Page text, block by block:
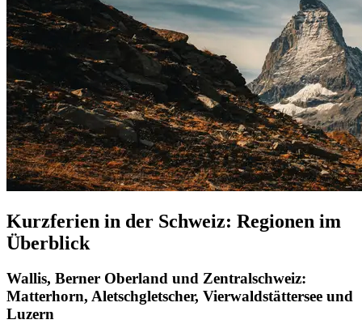
Kurzferien in der Schweiz: Regionen im
Überblick
Wallis, Berner Oberland und Zentralschweiz:
Matterhorn, Aletschgletscher, Vierwaldstättersee und
Luzern